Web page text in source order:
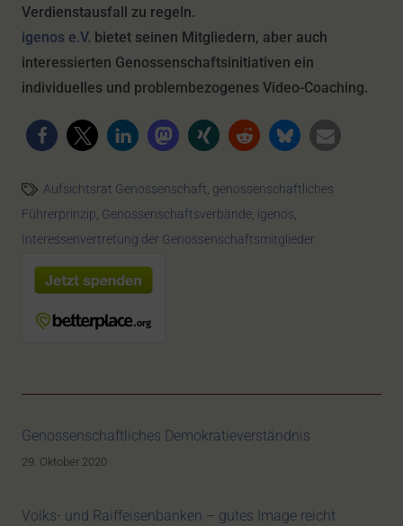
Verdienstausfall zu regeln.
igenos e.V. bietet seinen Mitgliedern, aber auch
interessierten Genossenschaftsinitiativen ein
individuelles und problembezogenes Video-Coaching.
Aufsichtsrat Genossenschaft, genossenschaftliches
Führerprinzip, Genossenschaftsverbände, igenos,
Interessenvertretung der Genossenschaftsmitglieder
Genossenschaftliches Demokratieverständnis
29. Oktober 2020
Volks- und Raiffeisenbanken – gutes Image reicht